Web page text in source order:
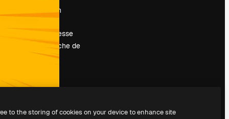
Vendre mon
Salle de presse
À la recherche de
magnific.ai
to the storing of cookies on your device to enhance site